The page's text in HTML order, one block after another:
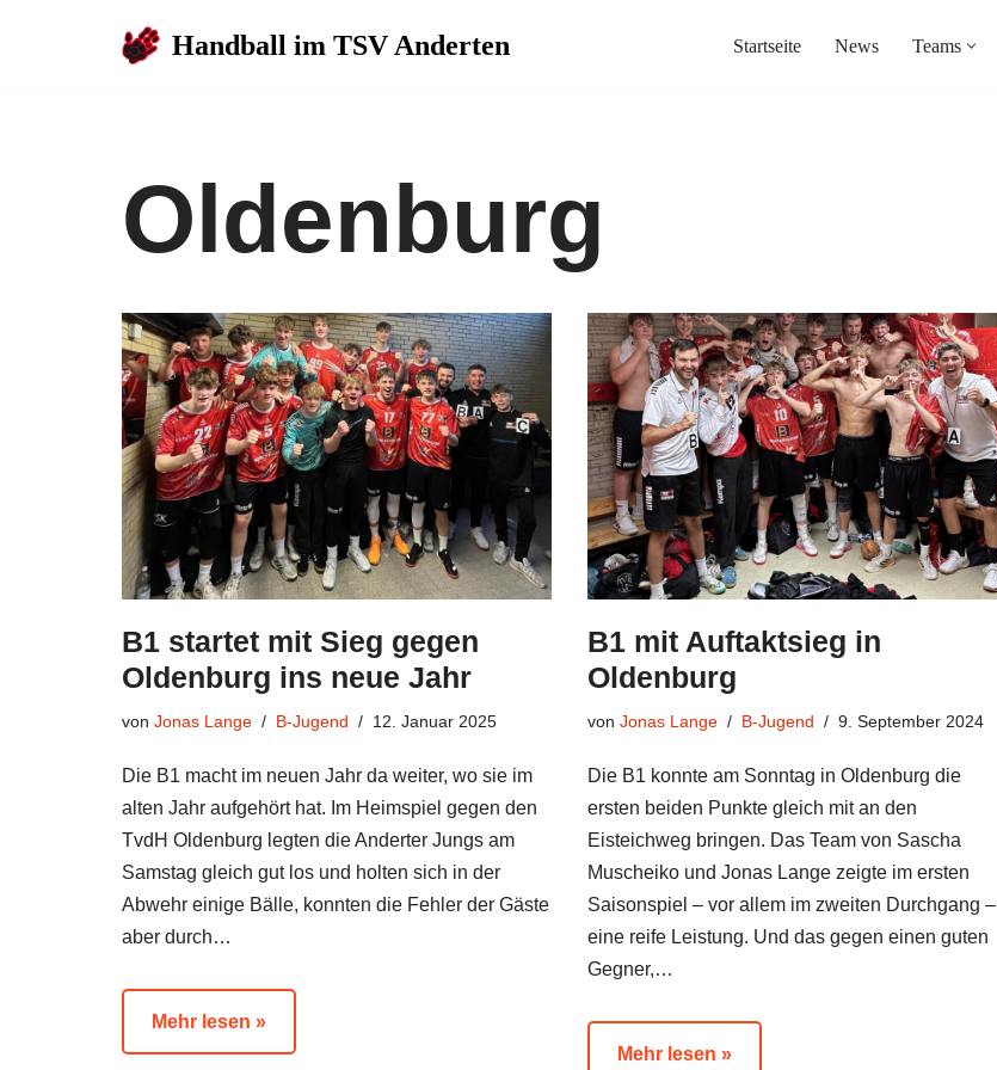
Handball im TSV Anderten Startseite News Teams
Oldenburg
B1 startet mit Sieg gegen
Oldenburg ins neue Jahr
von Jonas Lange B-Jugend 12. Januar 2025
Die B1 macht im neuen Jahr da weiter, wo sie im
alten Jahr aufgehört hat. Im Heimspiel gegen den
TvdH Oldenburg legten die Anderter Jungs am
Samstag gleich gut los und holten sich in der
Abwehr einige Bälle, konnten die Fehler der Gäste
aber durch…
Mehr lesen »
B1 mit Auftaktsieg in
Oldenburg
von Jonas Lange B-Jugend 9. September 2024
Die B1 konnte am Sonntag in Oldenburg die
ersten beiden Punkte gleich mit an den
Eisteichweg bringen. Das Team von Sascha
Muscheiko und Jonas Lange zeigte im ersten
Saisonspiel – vor allem im zweiten Durchgang –
eine reife Leistung. Und das gegen einen guten
Gegner,…
Mehr lesen »